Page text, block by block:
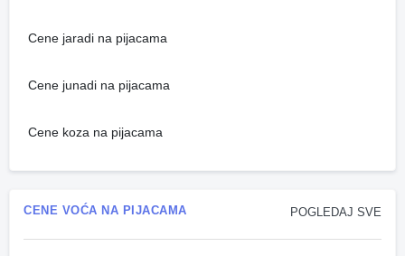
Cene jaradi na pijacama
Cene junadi na pijacama
Cene koza na pijacama
POGLEDAJ SVE
CENE VOĆA NA PIJACAMA